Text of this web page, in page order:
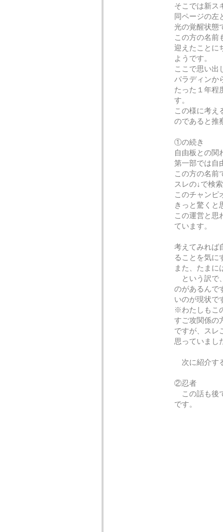
そこでは新ス
同ページの左
光の覚醒状態
この方の名前
迎えたことに
ようです。
ここで思い出
パラディンか
たった１年程
す。
この様に考え
のであると推
①の続き
自由板との関
第一部では自
この方の名前
スレの↓で検
このチャンピ
きっと驚くと
この運営と思
ています。
考えてみれば
ることを気に
また、たまに
という訳で
のがあるんで
いのが現状で
※わたしもこ
すご攻関係の
ですが、スレ
思っていまし
次に紹介す
②忍者
この話も後
です。